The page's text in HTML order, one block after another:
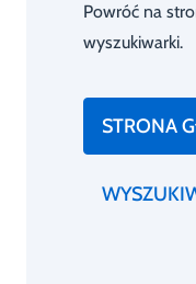
Powróć na
wyszukiwarki.
STRONA